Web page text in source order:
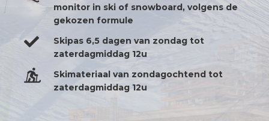
monitor in ski of snowboard, volgens de
gekozen formule
Skipas 6,5 dagen van zondag tot
zaterdagmiddag 12u
Skimateriaal van zondagochtend tot
zaterdagmiddag 12u
monitor in ski of snowboard, volgens de
gekozen formule
Skipas 6 dagen van zondag tot
vrijdagnamiddag
Skimateriaal van zondagochtend tot
vrijdagnamiddag